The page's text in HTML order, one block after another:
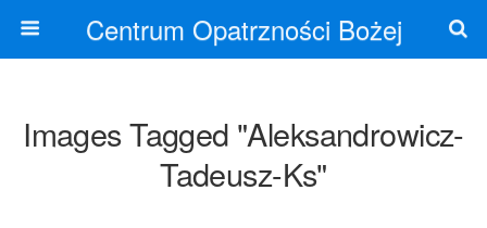
Centrum Opatrzności Bożej
Images Tagged "aleksandrowicz-
Tadeusz-Ks"